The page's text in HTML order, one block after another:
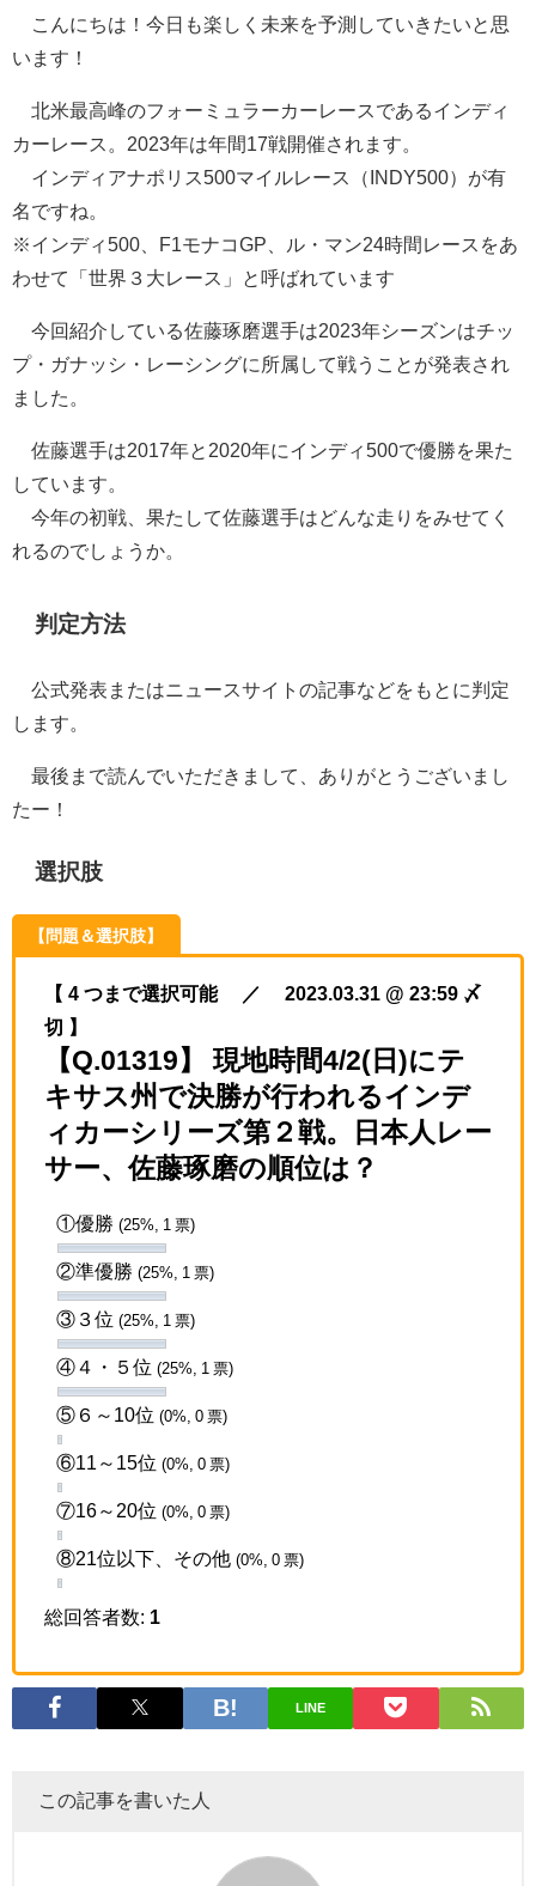
こんにちは！今日も楽しく未来を予測していきたいと思
います！
北米最高峰のフォーミュラーカーレースであるインディ
カーレース。2023年は年間17戦開催されます。
インディアナポリス500マイルレース（INDY500）が有
名ですね。
※インディ500、F1モナコGP、ル・マン24時間レースをあ
わせて「世界３大レース」と呼ばれています
今回紹介している佐藤琢磨選手は2023年シーズンはチッ
プ・ガナッシ・レーシングに所属して戦うことが発表され
ました。
佐藤選手は2017年と2020年にインディ500で優勝を果た
しています。
今年の初戦、果たして佐藤選手はどんな走りをみせてく
れるのでしょうか。
判定方法
公式発表またはニュースサイトの記事などをもとに判定
します。
最後まで読んでいただきまして、ありがとうございまし
たー！
選択肢
【問題＆選択肢】
【 4 つまで選択可能 ／ 2023.03.31 @ 23:59 〆
切 】
【Q.01319】 現地時間4/2(日)にテ
キサス州で決勝が行われるインデ
ィカーシリーズ第２戦。日本人レー
サー、佐藤琢磨の順位は？
①優勝 (25%, 1 票)
②準優勝 (25%, 1 票)
③３位 (25%, 1 票)
④４・５位 (25%, 1 票)
⑤６～10位 (0%, 0 票)
⑥11～15位 (0%, 0 票)
⑦16～20位 (0%, 0 票)
⑧21位以下、その他 (0%, 0 票)
総回答者数: 1
LINE
この記事を書いた人